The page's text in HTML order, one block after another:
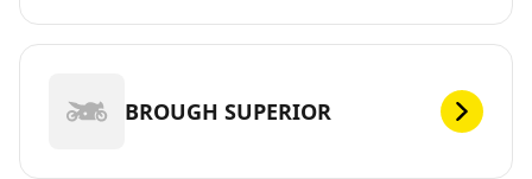
BROUGH SUPERIOR